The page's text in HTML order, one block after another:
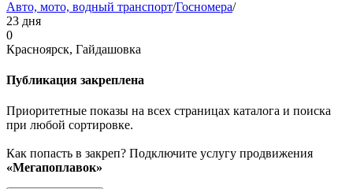
Авто, мото, водный транспорт/Госномера/
23 дня
0
Красноярск, Гайдашовка
Публикация закреплена
Приоритетные показы на всех страницах каталога и поиска
при любой сортировке.
Как попасть в закреп? Подключите услугу продвижения
«Мегапоплавок»